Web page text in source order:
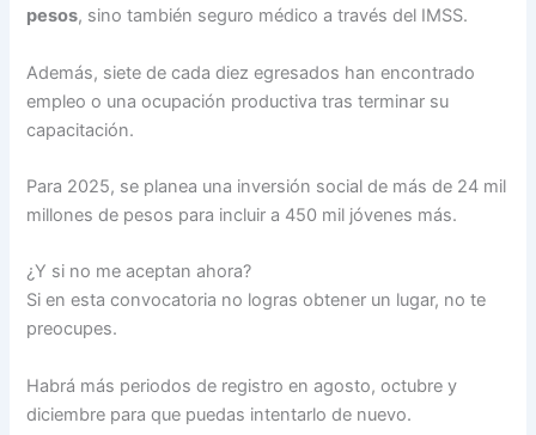
pesos, sino también seguro médico a través del IMSS.
Además, siete de cada diez egresados han encontrado
empleo o una ocupación productiva tras terminar su
capacitación.
Para 2025, se planea una inversión social de más de 24 mil
millones de pesos para incluir a 450 mil jóvenes más.
¿Y si no me aceptan ahora?
Si en esta convocatoria no logras obtener un lugar, no te
preocupes.
Habrá más periodos de registro en agosto, octubre y
diciembre para que puedas intentarlo de nuevo.